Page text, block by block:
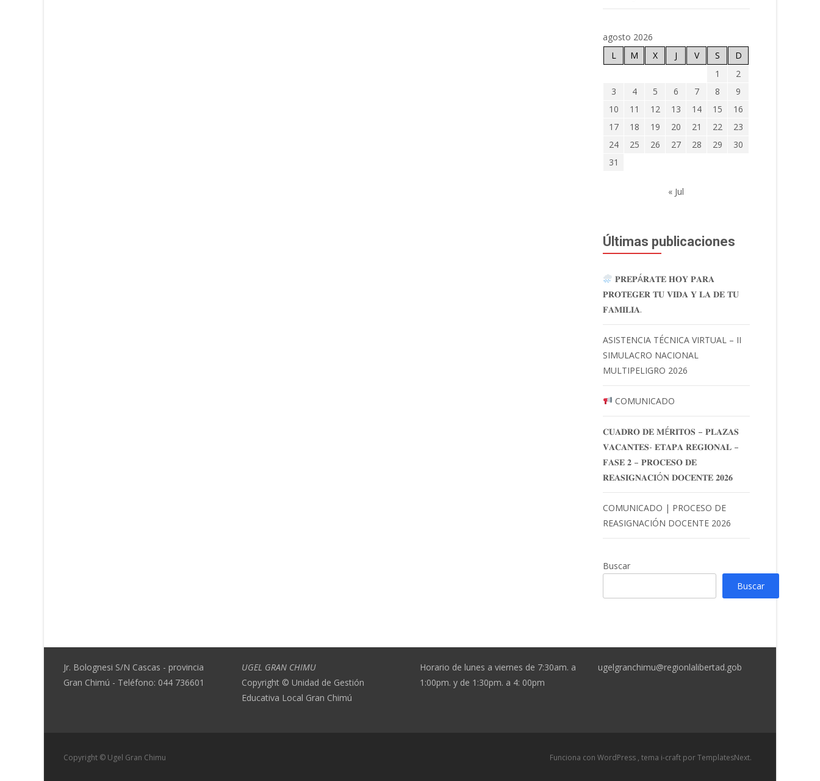
agosto 2026
L
M X J V S
D
1
2
3
4 5 6 7 8
9
10
11 12 13 14 15
16
17
18 19 20 21 22
23
24
25 26 27 28 29
30
31
« Jul
Últimas publicaciones
𝐏𝐑𝐄𝐏Á𝐑𝐀𝐓𝐄 𝐇𝐎𝐘 𝐏𝐀𝐑𝐀
𝐏𝐑𝐎𝐓𝐄𝐆𝐄𝐑 𝐓𝐔 𝐕𝐈𝐃𝐀 𝐘 𝐋𝐀 𝐃𝐄 𝐓𝐔
𝐅𝐀𝐌𝐈𝐋𝐈𝐀.
ASISTENCIA TÉCNICA VIRTUAL – II
SIMULACRO NACIONAL
MULTIPELIGRO 2026
COMUNICADO
𝐂𝐔𝐀𝐃𝐑𝐎 𝐃𝐄 𝐌É𝐑𝐈𝐓𝐎𝐒 – 𝐏𝐋𝐀𝐙𝐀𝐒
𝐕𝐀𝐂𝐀𝐍𝐓𝐄𝐒- 𝐄𝐓𝐀𝐏𝐀 𝐑𝐄𝐆𝐈𝐎𝐍𝐀𝐋 –
𝐅𝐀𝐒𝐄 𝟐 – 𝐏𝐑𝐎𝐂𝐄𝐒𝐎 𝐃𝐄
𝐑𝐄𝐀𝐒𝐈𝐆𝐍𝐀𝐂𝐈Ó𝐍 𝐃𝐎𝐂𝐄𝐍𝐓𝐄 𝟐𝟎𝟐𝟔
COMUNICADO | PROCESO DE
REASIGNACIÓN DOCENTE 2026
Buscar
Buscar
Jr. Bolognesi S/N Cascas - provincia
Gran Chimú - Teléfono: 044 736601
UGEL GRAN CHIMU
Copyright © Unidad de Gestión
Educativa Local Gran Chimú
Horario de lunes a viernes de 7:30am. a
1:00pm. y de 1:30pm. a 4: 00pm
ugelgranchimu@regionlalibertad.gob
Copyright © Ugel Gran Chimu Funciona con WordPress , tema i-craft por TemplatesNext.